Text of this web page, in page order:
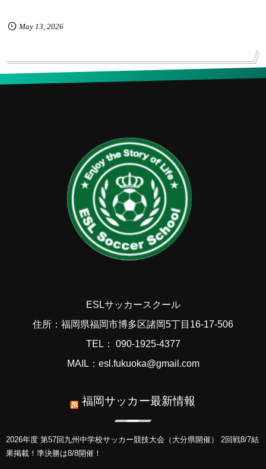
May 13 2026
ESLサッカースクール
住所：福岡県福岡市博多区諸岡5丁目16-17-506
TEL： 090-1925-4377
MAIL：esl.fukuoka@gmail.com
福岡サッカー最新情報
2026年度 第57回九州中学校サッカー競技大会（大分県開催） 2回戦8/7結
果掲載！準決勝は8/8開催！